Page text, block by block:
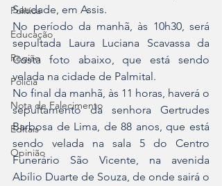
Política
Educação
Região
Polícia
Nota de Falecimento
Editais
Opinião
Saudade, em Assis.
No período da manhã, às 10h30, será
sepultada Laura Luciana Scavassa da
Costa foto abaixo, que está sendo
velada na cidade de Palmital.
No final da manhã, às 11 horas, haverá o
sepultamento da senhora Gertrudes
Barbosa de Lima, de 88 anos, que está
sendo velada na sala 5 do Centro
Funerário São Vicente, na avenida
Abílio Duarte de Souza, de onde sairá o